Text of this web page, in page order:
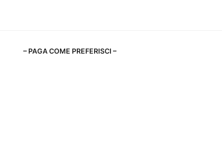
– PAGA COME PREFERISCI –